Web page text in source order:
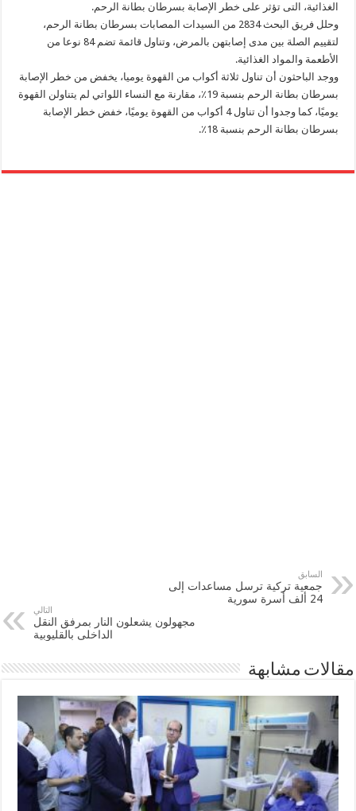
الغذائية، التى تؤثر على خطر الإصابة بسرطان بطانة الرحم.
وحلل فريق البحث 2834 من السيدات المصابات بسرطان بطانة الرحم،
لتقييم الصلة بين مدى إصابتهن بالمرض، وتناول قائمة تضم 84 نوعا من
الأطعمة والمواد الغذائية.
ووجد الباحثون أن تناول ثلاثة أكواب من القهوة يوميا، يخفض من خطر الإصابة
بسرطان بطانة الرحم بنسبة 19٪، مقارنة مع النساء اللواتي لم يتناولن القهوة
يوميًا، كما وجدوا أن تناول 4 أكواب من القهوة يوميًا، خفض خطر الإصابة
بسرطان بطانة الرحم بنسبة 18٪.
السابق
جمعية تركية ترسل مساعدات إلى
24 ألف أسرة سورية
التالي
مجهولون يشعلون النار بمرفق النقل
الداخلى بالقليوبية
مقالات مشابهة